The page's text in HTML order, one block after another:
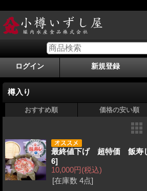
ログイン 新規登録
樽入り
おすすめ順 価格の安い順
最終値下げ 超特価 飯寿
6]
10,000円(税込)
[在庫数 4点]